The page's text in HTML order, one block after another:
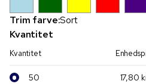
Trim farve:Sort
Kvantitet
Kvantitet
50 17,80